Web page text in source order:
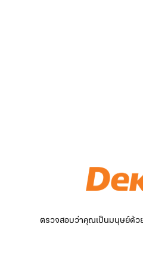
ตรวจสอบว่าคุณเป็นมนุษย์ด้ว